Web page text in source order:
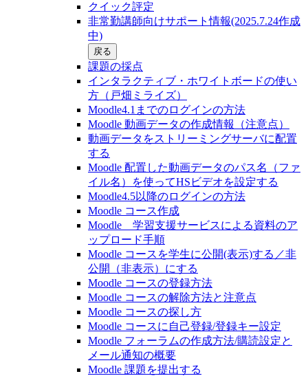
クイック評定
非常勤講師向けサポート情報(2025.7.24作成
中)
戻る
課題の採点
インタラクティブ・ホワイトボードの使い
方（戸畑ミライズ）
Moodle4.1までのログインの方法
Moodle 動画データの作成情報（注意点）
動画データをストリーミングサーバに配置
する
Moodle 配置した動画データのパス名（ファ
イル名）を使ってHSビデオを設定する
Moodle4.5以降のログインの方法
Moodle コース作成
Moodle 学習支援サービスによる資料のア
ップロード手順
Moodle コースを学生に公開(表示)する／非
公開（非表示）にする
Moodle コースの登録⽅法
Moodle コースの解除方法と注意点
Moodle コースの探し⽅
Moodle コースに自己登録/登録キー設定
Moodle フォーラムの作成方法/購読設定と
メール通知の概要
Moodle 課題を提出する